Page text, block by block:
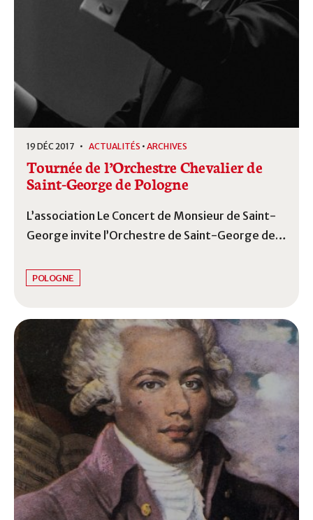
19 DÉC 2017 • ACTUALITÉS • ARCHIVES
Tournée de l’Orchestre Chevalier de
Saint-George de Pologne
L’association Le Concert de Monsieur de Saint-
George invite l’Orchestre de Saint-George de
Saint-George et Haydn.
POLOGNE